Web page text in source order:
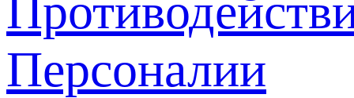
Персоналии